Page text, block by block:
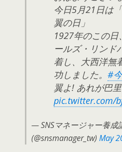
今日5月21日は
翼の日」
1927年のこの
ールズ・リンド
着し、大西洋無
功しました。 #
翼よ! あれが巴
pic.twitter.com/
— SNSマネージャー養成
(@snsmanager_tw) May